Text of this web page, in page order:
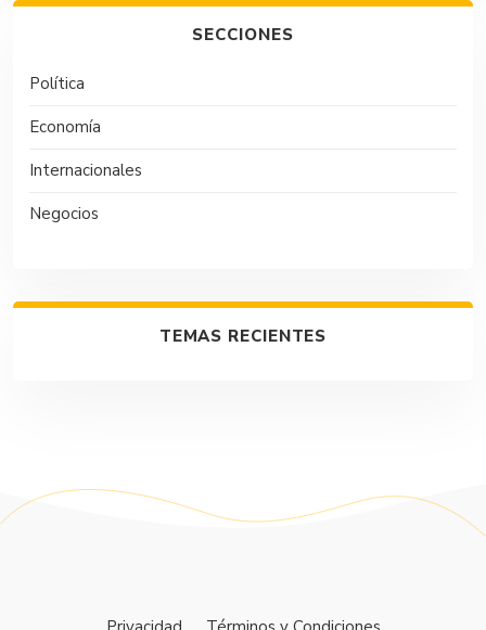
SECCIONES
Política
Economía
Internacionales
Negocios
TEMAS RECIENTES